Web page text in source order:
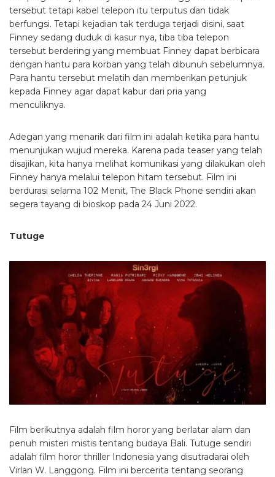
tersebut tetapi kabel telepon itu terputus dan tidak
berfungsi. Tetapi kejadian tak terduga terjadi disini, saat
Finney sedang duduk di kasur nya, tiba tiba telepon
tersebut berdering yang membuat Finney dapat berbicara
dengan hantu para korban yang telah dibunuh sebelumnya.
Para hantu tersebut melatih dan memberikan petunjuk
kepada Finney agar dapat kabur dari pria yang
menculiknya.
Adegan yang menarik dari film ini adalah ketika para hantu
menunjukan wujud mereka. Karena pada teaser yang telah
disajikan, kita hanya melihat komunikasi yang dilakukan oleh
Finney hanya melalui telepon hitam tersebut. Film ini
berdurasi selama 102 Menit, The Black Phone sendiri akan
segera tayang di bioskop pada 24 Juni 2022.
Tutuge
Film berikutnya adalah film horor yang berlatar alam dan
penuh misteri mistis tentang budaya Bali. Tutuge sendiri
adalah film horor thriller Indonesia yang disutradarai oleh
Virlan W. Langgong. Film ini bercerita tentang seorang